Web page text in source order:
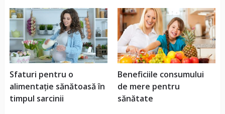
Sfaturi pentru o
alimentație sănătoasă în
timpul sarcinii
Beneficiile consumului
de mere pentru
sănătate